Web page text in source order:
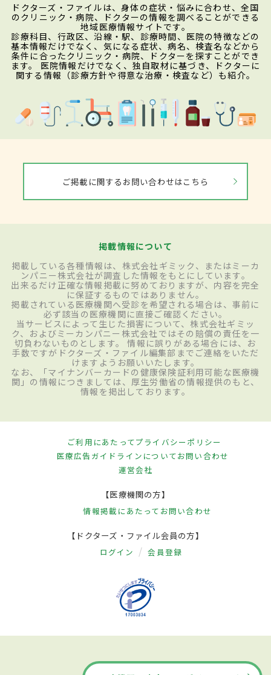
ドクターズ・ファイルは、身体の症状・悩みに合わせ、全国
のクリニック・病院、ドクターの情報を調べることができる
地域医療情報サイトです。
診療科目、行政区、沿線・駅、診療時間、医院の特徴などの
基本情報だけでなく、気になる症状、病名、検査名などから
条件に合ったクリニック・病院、ドクターを探すことができ
ます。 医院情報だけでなく、独自取材に基づき、ドクターに
関する情報（診療方針や得意な治療・検査など）も紹介。
ご掲載に関するお問い合わせはこちら
掲載情報について
掲載している各種情報は、株式会社ギミック、またはミーカ
ンパニー株式会社が調査した情報をもとにしています。
出来るだけ正確な情報掲載に努めておりますが、内容を完全
に保証するものではありません。
掲載されている医療機関へ受診を希望される場合は、事前に
必ず該当の医療機関に直接ご確認ください。
当サービスによって生じた損害について、株式会社ギミッ
ク、およびミーカンパニー株式会社ではその賠償の責任を一
切負わないものとします。 情報に誤りがある場合には、お
手数ですがドクターズ・ファイル編集部までご連絡をいただ
けますようお願いいたします。
なお、「マイナンバーカードの健康保険証利用可能な医療機
関」の情報につきましては、厚生労働省の情報提供のもと、
情報を掲出しております。
ご利用にあたってプライバシーポリシー
医療広告ガイドラインについてお問い合わせ
運営会社
【医療機関の方】
情報掲載にあたって お問い合わせ
【ドクターズ・ファイル会員の方】
ログイン 会員登録